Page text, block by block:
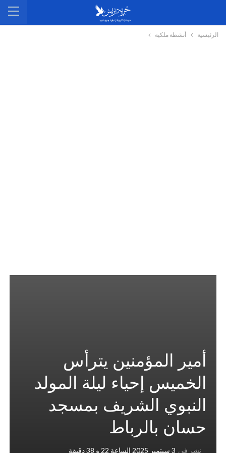
الرئيسية أنشطة ملكية
أمير المؤمنين يترأس
الخميس إحياء ليلة المولد
النبوي الشريف بمسجد
حسان بالرباط
نشر في 3 سبتمبر 2025 الساعة 22 و 38 دقيقة